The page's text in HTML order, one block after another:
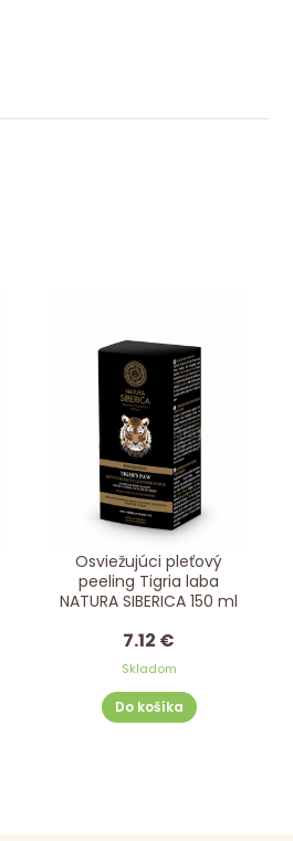
Osviežujúci pleťový
peeling Tigria laba
NATURA SIBERICA 150 ml
7.12 €
Skladom
Do košíka